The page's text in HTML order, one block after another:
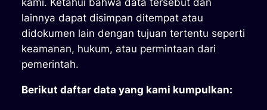
kami. Ketahui bahwa data tersebut dan
lainnya dapat disimpan ditempat atau
didokumen lain dengan tujuan tertentu seperti
keamanan, hukum, atau permintaan dari
pemerintah.
Berikut daftar data yang kami kumpulkan: